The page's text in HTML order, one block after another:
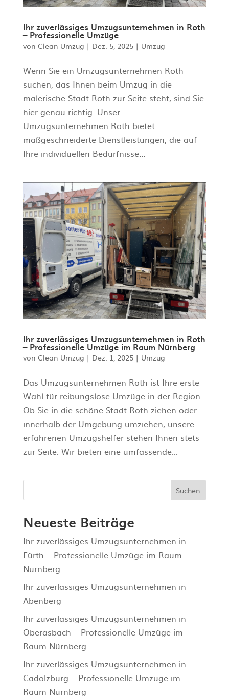
Ihr zuverlässiges Umzugsunternehmen in Roth
– Professionelle Umzüge
von Clean Umzug | Dez. 5, 2025| Umzug
Wenn Sie ein Umzugsunternehmen Roth
suchen, das Ihnen beim Umzug in die
malerische Stadt Roth zur Seite steht, sind Sie
hier genau richtig. Unser
Umzugsunternehmen Roth bietet
maßgeschneiderte Dienstleistungen, die auf
Ihre individuellen Bedürfnisse...
Ihr zuverlässiges Umzugsunternehmen in Roth
– Professionelle Umzüge im Raum Nürnberg
von Clean Umzug | Dez. 1, 2025| Umzug
Das Umzugsunternehmen Roth ist Ihre erste
Wahl für reibungslose Umzüge in der Region.
Ob Sie in die schöne Stadt Roth ziehen oder
innerhalb der Umgebung umziehen, unsere
erfahrenen Umzugshelfer stehen Ihnen stets
zur Seite. Wir bieten eine umfassende...
Suchen
Neueste Beiträge
Ihr zuverlässiges Umzugsunternehmen in
Fürth – Professionelle Umzüge im Raum
Nürnberg
Ihr zuverlässiges Umzugsunternehmen in
Abenberg
Ihr zuverlässiges Umzugsunternehmen in
Oberasbach – Professionelle Umzüge im
Raum Nürnberg
Ihr zuverlässiges Umzugsunternehmen in
Cadolzburg – Professionelle Umzüge im
Raum Nürnberg